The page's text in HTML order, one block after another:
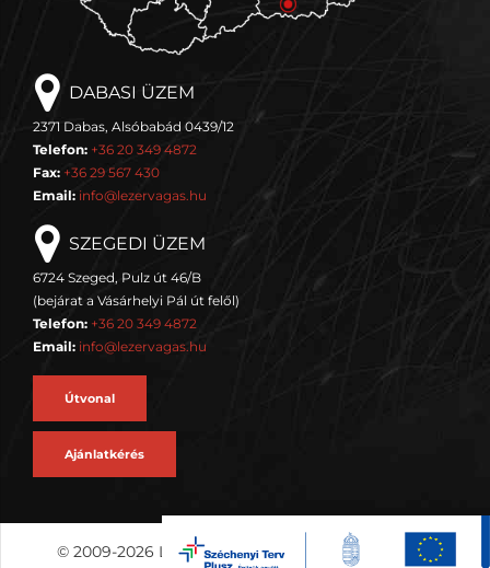
DABASI ÜZEM
2371 Dabas, Alsóbabád 0439/12
Telefon: +36 20 349 4872
Fax: +36 29 567 430
Email: info@lezervagas.hu
SZEGEDI ÜZEM
6724 Szeged, Pulz út 46/B
(bejárat a Vásárhelyi Pál út felől)
Telefon: +36 20 349 4872
Email: info@lezervagas.hu
Útvonal
Ajánlatkérés
© 2009-2026 Lézervágás és lemezmegmunkálás •